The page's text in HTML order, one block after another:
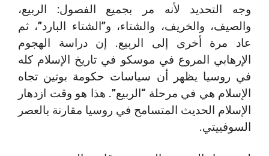
وجه التحديد لأنه مر بجميع الفصول: الربيع،
والصيف، والخريف، والشتاء، و”الشتاء البارد”، ثم
عاد مرة أخرى إلى الربيع. إن دراسة الهجوم
الإرهابي المروع في موسكو في تاريخ الإسلام كله
في روسيا يظهر أن سياسات حكومة بوتين تجاه
الإسلام هي في مرحلة “الربيع”. هذا هو وقت ازدهار
الإسلام الحديث المتسامح في روسيا مقارنة بالعصر
السوفييتي.